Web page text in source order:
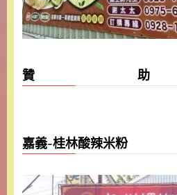
贊 助
嘉義-桂林酸辣米粉